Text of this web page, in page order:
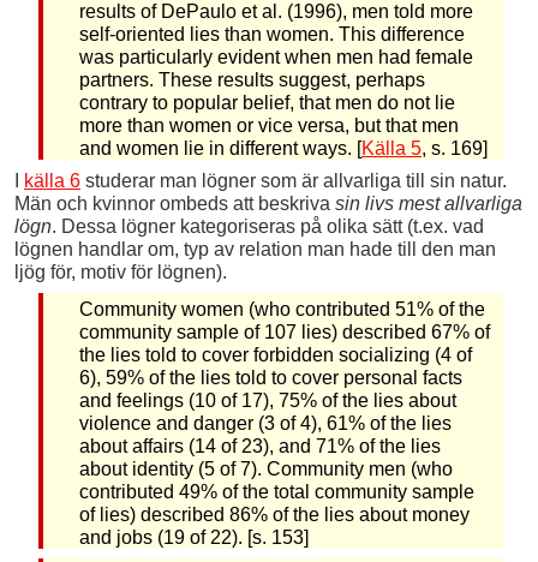
results of DePaulo et al. (1996), men told more
self-oriented lies than women. This difference
was particularly evident when men had female
partners. These results suggest, perhaps
contrary to popular belief, that men do not lie
more than women or vice versa, but that men
and women lie in different ways. [Källa 5, s. 169]
källa 6 studerar man lögner som är allvarliga till sin natur.
Män och kvinnor ombeds att beskriva sin livs mest allvarliga
lögn. Dessa lögner kategoriseras på olika sätt (t.ex. vad
lögnen handlar om, typ av relation man hade till den man
ljög för, motiv för lögnen).
Community women (who contributed 51% of the
community sample of 107 lies) described 67% of
the lies told to cover forbidden socializing (4 of
6), 59% of the lies told to cover personal facts
and feelings (10 of 17), 75% of the lies about
violence and danger (3 of 4), 61% of the lies
about affairs (14 of 23), and 71% of the lies
about identity (5 of 7). Community men (who
contributed 49% of the total community sample
of lies) described 86% of the lies about money
and jobs (19 of 22). [s. 153]